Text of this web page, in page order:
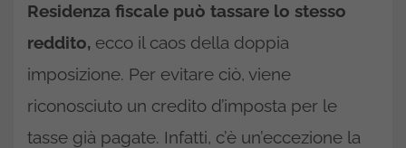
Residenza fiscale può tassare lo stesso
reddito, ecco il caos della doppia
imposizione. Per evitare ciò, viene
riconosciuto un credito d’imposta per le
tasse già pagate. Infatti, c’è un’eccezione la